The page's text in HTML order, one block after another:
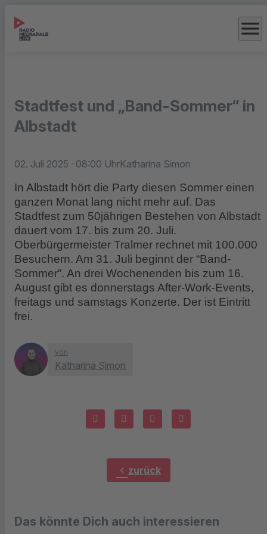
menu
Stadtfest und „Band-Sommer“ in
Albstadt
02. Juli 2025 · 08:00 UhrKatharina Simon
In Albstadt hört die Party diesen Sommer einen
ganzen Monat lang nicht mehr auf. Das
Stadtfest zum 50jährigen Bestehen von Albstadt
dauert vom 17. bis zum 20. Juli.
Oberbürgermeister Tralmer rechnet mit 100.000
Besuchern. Am 31. Juli beginnt der “Band-
Sommer”. An drei Wochenenden bis zum 16.
August gibt es donnerstags After-Work-Events,
freitags und samstags Konzerte. Der ist Eintritt
frei.
von
Katharina Simon
chevron_left zurück
Das könnte Dich auch interessieren